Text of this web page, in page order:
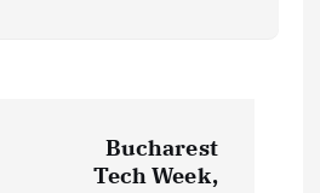
Bucharest
Tech Week,